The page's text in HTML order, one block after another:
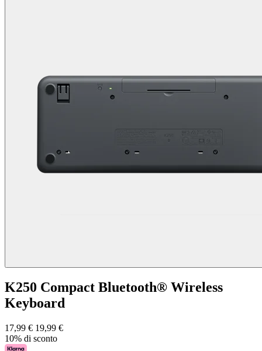
K250 Compact Bluetooth® Wireless
Keyboard
17,99 € 19,99 €
10% di sconto